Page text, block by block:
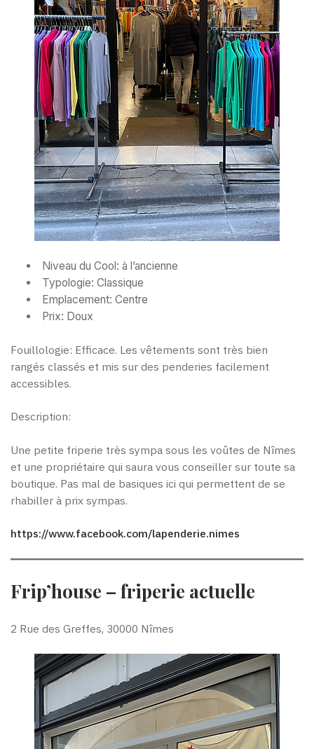
Niveau du Cool: à l’ancienne
Typologie: Classique
Emplacement: Centre
Prix: Doux
Fouillologie: Efficace. Les vêtements sont très bien
rangés classés et mis sur des penderies facilement
accessibles.
Description:
Une petite friperie très sympa sous les voûtes de Nîmes
et une propriétaire qui saura vous conseiller sur toute sa
boutique. Pas mal de basiques ici qui permettent de se
rhabiller à prix sympas.
https://www.facebook.com/lapenderie.nimes
Frip’house – friperie actuelle
2 Rue des Greffes, 30000 Nîmes